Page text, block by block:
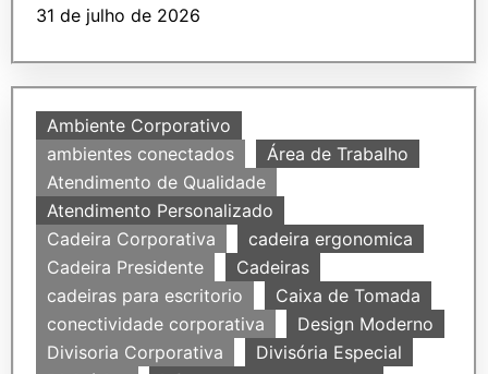
31 de julho de 2026
Ambiente Corporativo
ambientes conectados
Área de Trabalho
Atendimento de Qualidade
Atendimento Personalizado
Cadeira Corporativa
cadeira ergonomica
Cadeira Presidente
Cadeiras
cadeiras para escritorio
Caixa de Tomada
conectividade corporativa
Design Moderno
Divisoria Corporativa
Divisória Especial